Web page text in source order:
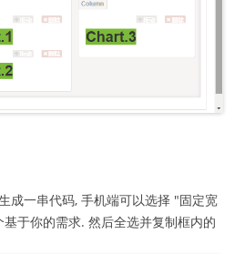
成一串代码, 手机端可以选择 "固定宽
于你的需求. 然后全选并复制框内的